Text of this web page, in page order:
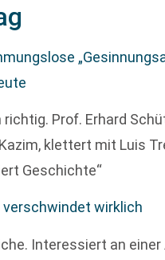
richtig. Prof. Erhard
klettert mit Luis
Geschichte“
verschwindet wirklich
Interessiert an